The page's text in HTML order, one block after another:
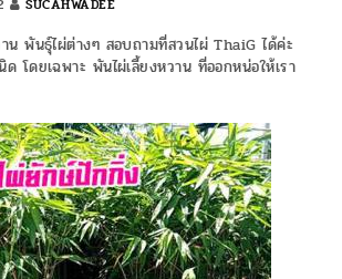
SUCAHWADEE
น พันธุ์ไผ่ต่างๆ สอบถามที่สวนไผ่ ThaiG ได้ค่ะ
โดยเฉพาะ พันไผ่เลี้ยงหวาน ที่ออกหน่อให้เรา